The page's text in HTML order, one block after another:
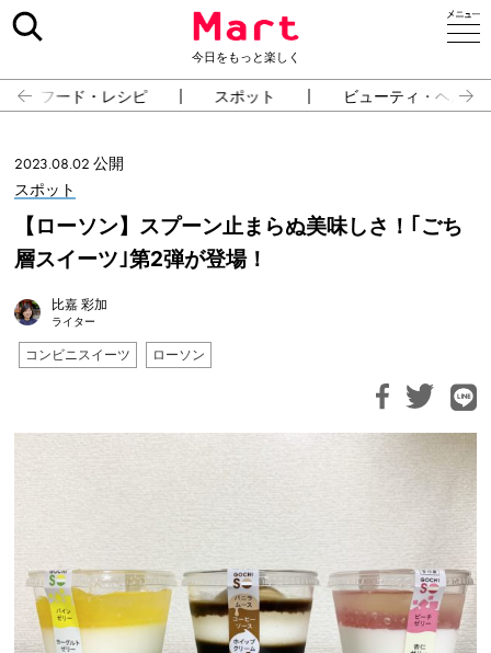
今日をもっと楽しく
フード・レシピ スポット ビューティ・ヘルス
2023.08.02 公開
スポット
【ローソン】スプーン止まらぬ美味しさ！｢ごち
層スイーツ｣第2弾が登場！
比嘉 彩加
ライター
コンビニスイーツ ローソン